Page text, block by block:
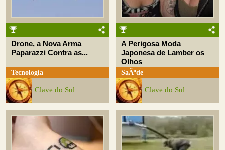
Drone, a Nova Arma
Paparazzi Contra as...
Tecnologia
Clave do Sul
A Perigosa Moda
Japonesa de Lamber os
Olhos
SaÃºde
Clave do Sul